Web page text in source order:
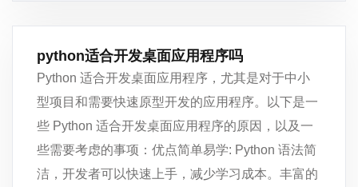
python适合开发桌面应用程序吗
Python 适合开发桌面应用程序，尤其是对于中小
型项目和需要快速原型开发的应用程序。以下是一
些 Python 适合开发桌面应用程序的原因，以及一
些需要考虑的事项：优点简单易学: Python 语法简
洁，开发者可以快速上手，减少学习成本。丰富的